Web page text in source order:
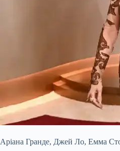
Аріана Гранде, Джей Ло, Емма